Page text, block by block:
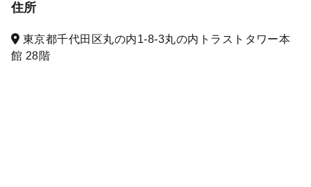
住所
東京都千代田区丸の内1-8-3丸の内トラストタワー本
館 28階